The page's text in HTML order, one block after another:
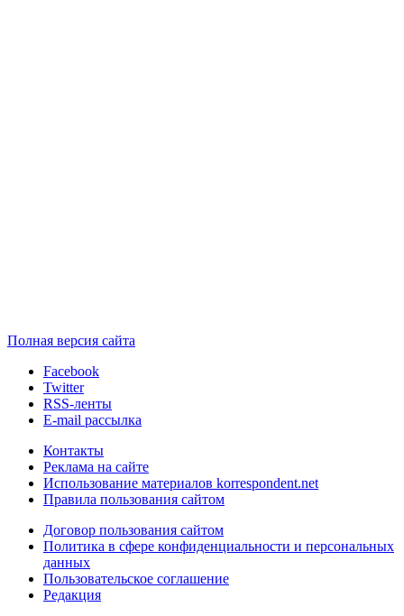
Полная версия сайта
Facebook
Twitter
RSS-ленты
E-mail рассылка
Контакты
Реклама на сайте
Использование материалов korrespondent.net
Правила пользования сайтом
Договор пользования сайтом
Политика в сфере конфиденциальности и персональных
данных
Пользовательское соглашение
Редакция